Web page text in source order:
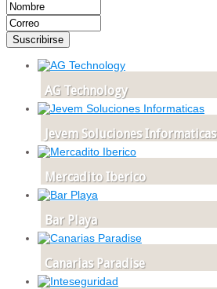
AG Technology
Jevem Soluciones Informaticas
Mercadito Iberico
Bar Playa
Canarias Paradise